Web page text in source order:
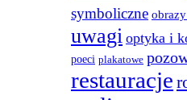
symboliczne obrazy
uwagi optyka i
poeci plakatowe
restauracje